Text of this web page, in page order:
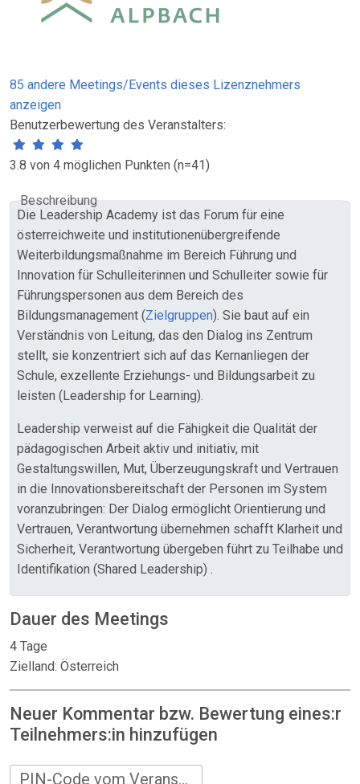
85 andere Meetings/Events dieses Lizenznehmers
anzeigen
Benutzerbewertung des Veranstalters:
3.8 von 4 möglichen Punkten (n=41)
Beschreibung
Die Leadership Academy ist das Forum für eine
österreichweite und institutionenübergreifende
Weiterbildungsmaßnahme im Bereich Führung und
Innovation für Schulleiterinnen und Schulleiter sowie für
Führungspersonen aus dem Bereich des
Bildungsmanagement (Zielgruppen). Sie baut auf ein
Verständnis von Leitung, das den Dialog ins Zentrum
stellt, sie konzentriert sich auf das Kernanliegen der
Schule, exzellente Erziehungs- und Bildungsarbeit zu
leisten (Leadership for Learning).
Leadership verweist auf die Fähigkeit die Qualität der
pädagogischen Arbeit aktiv und initiativ, mit
Gestaltungswillen, Mut, Überzeugungskraft und Vertrauen
in die Innovationsbereitschaft der Personen im System
voranzubringen: Der Dialog ermöglicht Orientierung und
Vertrauen, Verantwortung übernehmen schafft Klarheit und
Sicherheit, Verantwortung übergeben führt zu Teilhabe und
Identifikation (Shared Leadership) .
Dauer des Meetings
4 Tage
Zielland: Österreich
Neuer Kommentar bzw. Bewertung eines:r
Teilnehmers:in hinzufügen
PIN-Code vom Veranstalter